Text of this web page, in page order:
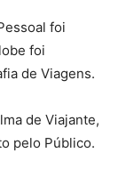
foi
foi
de Viagens.
de Viajante,
pelo Público.